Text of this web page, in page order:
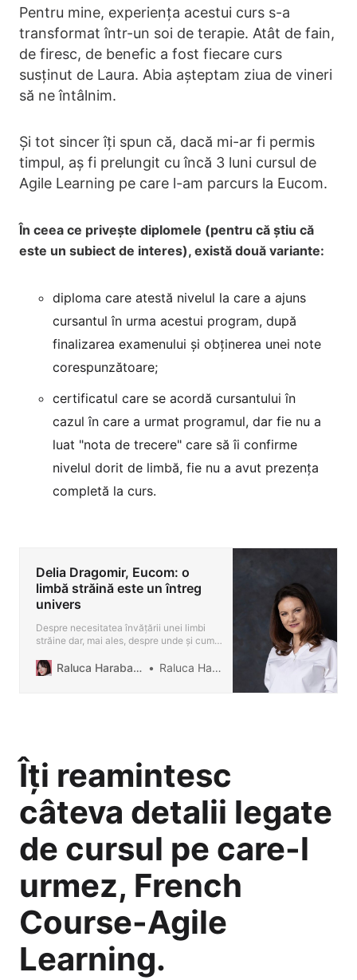
Pentru mine, experiența acestui curs s-a
transformat într-un soi de terapie. Atât de fain,
de firesc, de benefic a fost fiecare curs
susținut de Laura. Abia așteptam ziua de vineri
să ne întâlnim.
Și tot sincer îți spun că, dacă mi-ar fi permis
timpul, aș fi prelungit cu încă 3 luni cursul de
Agile Learning pe care l-am parcurs la Eucom.
În ceea ce privește diplomele (pentru că știu că
este un subiect de interes), există două variante:
diploma care atestă nivelul la care a ajuns
cursantul în urma acestui program, după
finalizarea examenului și obținerea unei note
corespunzătoare;
certificatul care se acordă cursantului în
cazul în care a urmat programul, dar fie nu a
luat "nota de trecere" care să îi confirme
nivelul dorit de limbă, fie nu a avut prezența
completă la curs.
Delia Dragomir, Eucom: o
limbă străină este un întreg
univers
Despre necesitatea învățării unei limbi
străine dar, mai ales, despre unde și cum
profesionistă și dedicată.
Raluca Harabagiu Blog Raluca Harabagiu
Îți reamintesc
câteva detalii legate
de cursul pe care-l
urmez, French
Course-Agile
Learning.